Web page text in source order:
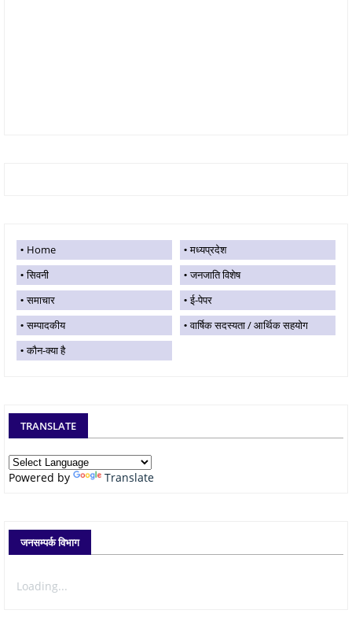
Home
मध्यप्रदेश
सिवनी
जनजाति विशेष
समाचार
ई-पेपर
सम्पादकीय
वार्षिक सदस्यता / आर्थिक सहयोग
कौन-क्या है
TRANSLATE
Powered by Translate
जनसम्पर्क विभाग
Loading...